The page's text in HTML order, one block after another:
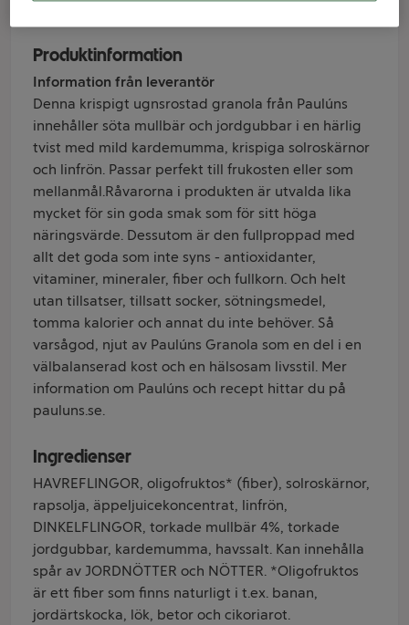
Produktinformation
Information från leverantör
Denna krispigt ugnsrostad granola från Paulúns
innehåller söta mullbär och jordgubbar i en härlig
tvist med mild kardemumma, krispiga solroskärnor
och linfrön. Passar perfekt till frukosten eller som
mellanmål.Råvarorna i produkten är utvalda lika
mycket för sin goda smak som för sitt höga
näringsvärde. Dessutom är den fullproppad med
allt det goda som inte syns - antioxidanter,
vitaminer, mineraler, fiber och fullkorn. Och helt
utan tillsatser, tillsatt socker, sötningsmedel,
tomma kalorier och annat du inte behöver. Så
varsågod, njut av Paulúns Granola som en del i en
välbalanserad kost och en hälsosam livsstil. Mer
information om Paulúns och recept hittar du på
pauluns.se.
Ingredienser
HAVREFLINGOR, oligofruktos* (fiber), solroskärnor,
rapsolja, äppeljuicekoncentrat, linfrön,
DINKELFLINGOR, torkade mullbär 4%, torkade
jordgubbar, kardemumma, havssalt. Kan innehålla
spår av JORDNÖTTER och NÖTTER. *Oligofruktos
är ett fiber som finns naturligt i t.ex. banan,
jordärtskocka, lök, betor och cikoriarot.